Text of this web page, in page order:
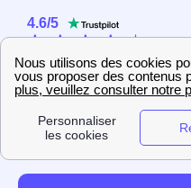
4.6/5
2358 utilisateurs